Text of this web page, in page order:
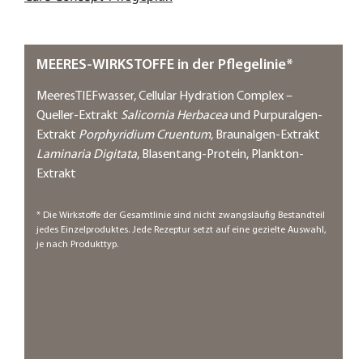
MEERES-WIRKSTOFFE in der Pflegelinie*
MeeresTIEFwasser, Cellular Hydration Complex –
Queller-Extrakt Salicornia Herbaceaund Purpuralgen-
Extrakt Porphyridium Cruentum, Braunalgen-Extrakt
Laminaria Digitata, Blasentang-Protein, Plankton-
Extrakt
* Die Wirkstoffe der Gesamtlinie sind nicht zwangsläufig Bestandteil
jedes Einzelproduktes. Jede Rezeptur setzt auf eine gezielte Auswahl,
je nach Produkttyp.